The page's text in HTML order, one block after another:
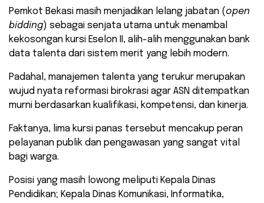
​Pemkot Bekasi masih menjadikan lelang jabatan (open
bidding) sebagai senjata utama untuk menambal
kekosongan kursi Eselon II, alih-alih menggunakan bank
data talenta dari sistem merit yang lebih modern.
Padahal, manajemen talenta yang terukur merupakan
wujud nyata reformasi birokrasi agar ASN ditempatkan
murni berdasarkan kualifikasi, kompetensi, dan kinerja.
​Faktanya, lima kursi panas tersebut mencakup peran
pelayanan publik dan pengawasan yang sangat vital
bagi warga.
Posisi yang masih lowong meliputi Kepala Dinas
Pendidikan; Kepala Dinas Komunikasi, Informatika,